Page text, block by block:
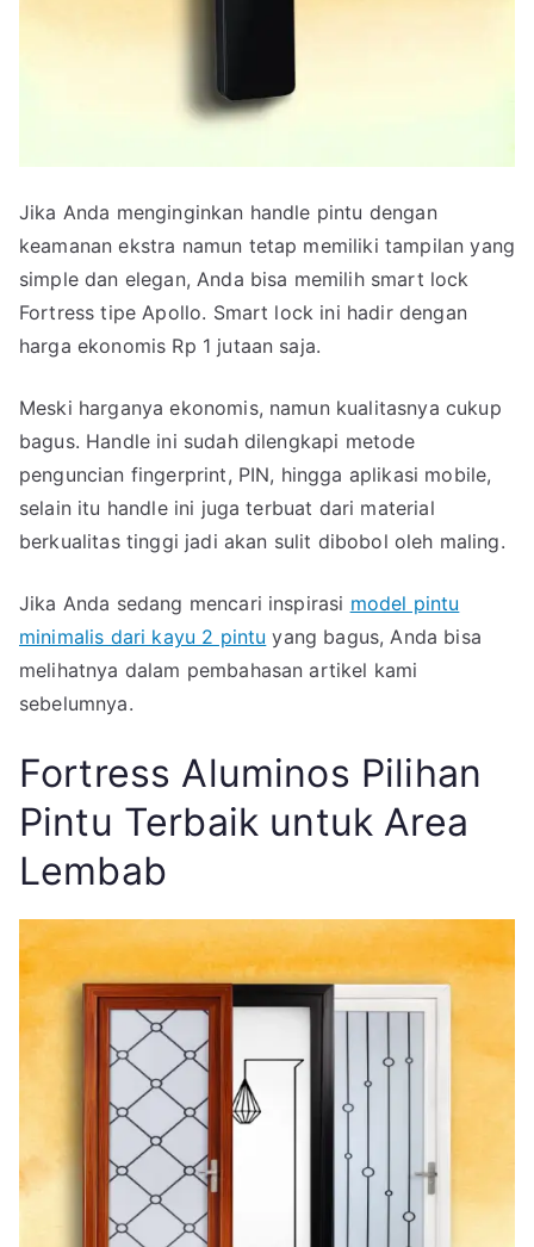
Jika Anda menginginkan handle pintu dengan
keamanan ekstra namun tetap memiliki tampilan yang
simple dan elegan, Anda bisa memilih smart lock
Fortress tipe Apollo. Smart lock ini hadir dengan
harga ekonomis Rp 1 jutaan saja.
Meski harganya ekonomis, namun kualitasnya cukup
bagus. Handle ini sudah dilengkapi metode
penguncian fingerprint, PIN, hingga aplikasi mobile,
selain itu handle ini juga terbuat dari material
berkualitas tinggi jadi akan sulit dibobol oleh maling.
Jika Anda sedang mencari inspirasi model pintu
minimalis dari kayu 2 pintu yang bagus, Anda bisa
melihatnya dalam pembahasan artikel kami
sebelumnya.
Fortress Aluminos Pilihan
Pintu Terbaik untuk Area
Lembab